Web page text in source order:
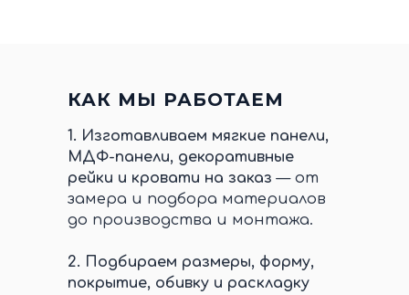
КАК МЫ РАБОТАЕМ
1. Изготавливаем мягкие панели,
МДФ-панели, декоративные
рейки и кровати на заказ — от
замера и подбора материалов
до производства и монтажа.
2. Подбираем размеры, форму,
покрытие, обивку и раскладку